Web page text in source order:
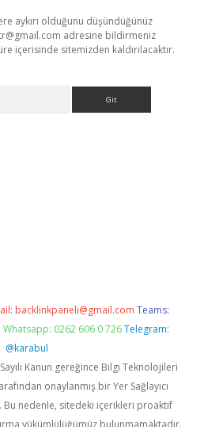
aykırı olduğunu düşündüğünüz
adresine bildirmeniz
içerisinde sitemizden kaldırılacaktır.
backlinkpaneli@gmail.com Teams:
Whatsapp: 0262 606 0 726 Telegram:
@karabul
Kanun gereğince Bilgi Teknolojileri
onaylanmış bir Yer Sağlayıcı
nedenle, sitedeki içerikleri proaktif
yükümlülüğümüz bulunmamaktadır.